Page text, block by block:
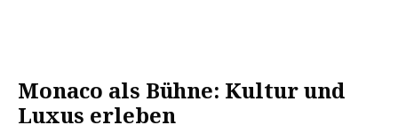
Monaco als Bühne: Kultur und
Luxus erleben